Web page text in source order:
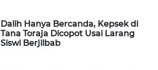
Dalih Hanya Bercanda, Kepsek di
Tana Toraja Dicopot Usai Larang
Siswi Berjilbab